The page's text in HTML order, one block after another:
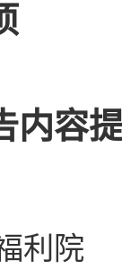
内容
利院